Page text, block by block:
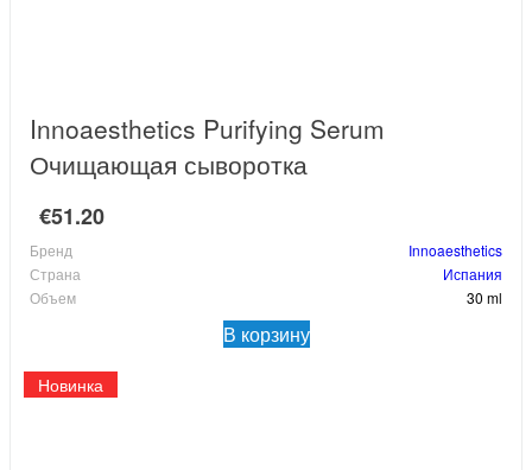
Innoaesthetics Purifying Serum
Очищающая сыворотка
€51.20
Бренд
Innoaesthetics
Страна
Испания
Объем
30 ml
В корзину
Новинка